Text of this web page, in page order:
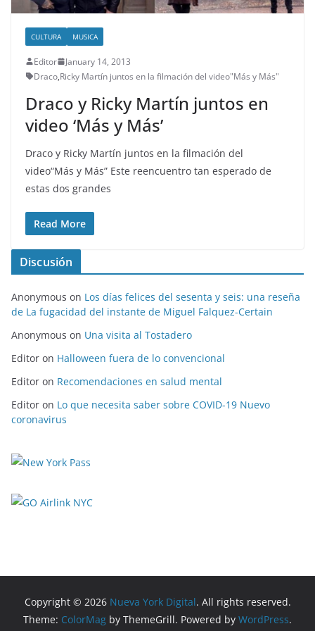
CULTURA MUSICA
Editor
January 14, 2013
Draco,Ricky Martín juntos en la filmación del video"Más y Más"
Draco y Ricky Martín juntos en
video ‘Más y Más’
Draco y Ricky Martín juntos en la filmación del
video“Más y Más” Este reencuentro tan esperado de
estas dos grandes
Read More
Discusión
Anonymous on Los días felices del sesenta y seis: una reseña
de La fugacidad del instante de Miguel Falquez-Certain
Anonymous on Una visita al Tostadero
Editor on Halloween fuera de lo convencional
Editor on Recomendaciones en salud mental
Editor on Lo que necesita saber sobre COVID-19 Nuevo
coronavirus
Copyright © 2026 Nueva York Digital. All rights reserved.
Theme: ColorMag by ThemeGrill. Powered by WordPress.